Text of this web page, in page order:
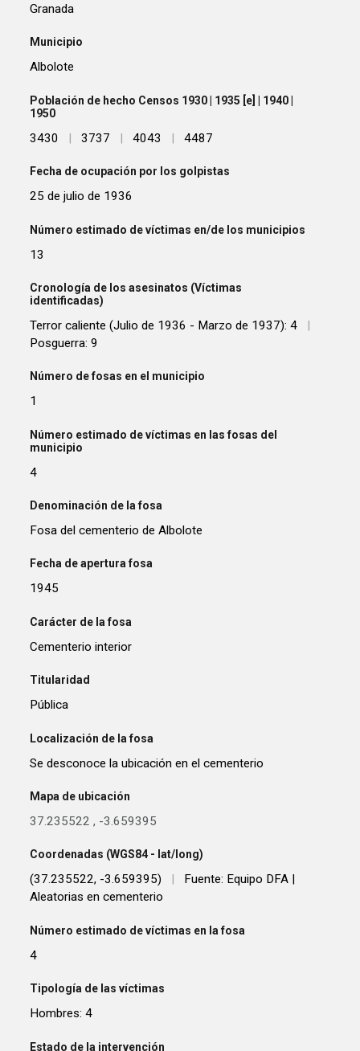
Granada
Municipio
Albolote
Población de hecho Censos 1930 | 1935 [e] | 1940 |
1950
3430 | 3737 | 4043 | 4487
Fecha de ocupación por los golpistas
25 de julio de 1936
Número estimado de víctimas en/de los municipios
13
Cronología de los asesinatos (Víctimas
identificadas)
Terror caliente (Julio de 1936 - Marzo de 1937): 4
|
Posguerra: 9
Número de fosas en el municipio
1
Número estimado de víctimas en las fosas del
municipio
4
Denominación de la fosa
Fosa del cementerio de Albolote
Fecha de apertura fosa
1945
Carácter de la fosa
Cementerio interior
Titularidad
Pública
Localización de la fosa
Se desconoce la ubicación en el cementerio
Mapa de ubicación
37.235522 , -3.659395
Coordenadas (WGS84 - lat/long)
(37.235522, -3.659395)
Fuente: Equipo DFA |
Aleatorias en cementerio
Número estimado de víctimas en la fosa
4
Tipología de las víctimas
Hombres: 4
Estado de la intervención